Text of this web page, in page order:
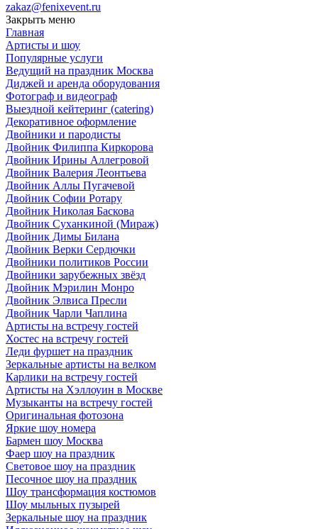
zakaz@fenixevent.ru
Закрыть меню
Главная
Артисты и шоу
Популярные услуги
Ведущий на праздник Москва
Диджей и аренда оборудования
Фотограф и видеограф
Выездной кейтеринг (catering)
Декоративное оформление
Двойники и пародисты
Двойник Филиппа Киркорова
Двойник Ирины Аллегровой
Двойник Валерия Леонтьева
Двойник Аллы Пугачевой
Двойник Софии Ротару
Двойник Николая Баскова
Двойник Суханкиной (Мираж)
Двойник Димы Билана
Двойник Верки Сердючки
Двойники политиков России
Двойники зарубежных звёзд
Двойник Мэрилин Монро
Двойник Элвиса Пресли
Двойник Чарли Чаплина
Артисты на встречу гостей
Хостес на встречу гостей
Леди фуршет на праздник
Зеркальные артисты на велком
Карлики на встречу гостей
Артисты на Хэллоуин в Москве
Музыканты на встречу гостей
Оригинальная фотозона
Яркие шоу номера
Бармен шоу Москва
Фаер шоу на праздник
Световое шоу на праздник
Песочное шоу на праздник
Шоу трансформация костюмов
Шоу мыльных пузырей
Зеркальные шоу на праздник